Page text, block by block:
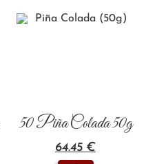
50 Piña Colada 50g
64.45 €